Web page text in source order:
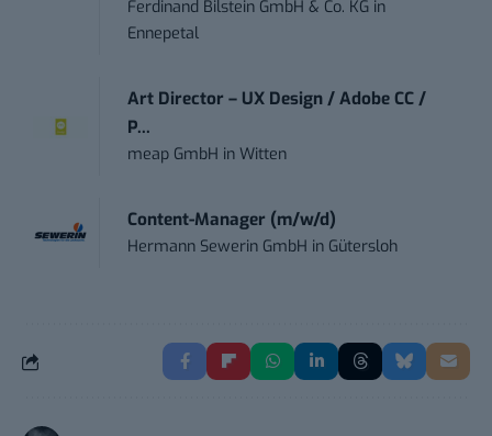
Ferdinand Bilstein GmbH & Co. KG in
Ennepetal
Art Director – UX Design / Adobe CC /
P...
meap GmbH inWitten
Content-Manager (m/w/d)
Hermann Sewerin GmbH in Gütersloh